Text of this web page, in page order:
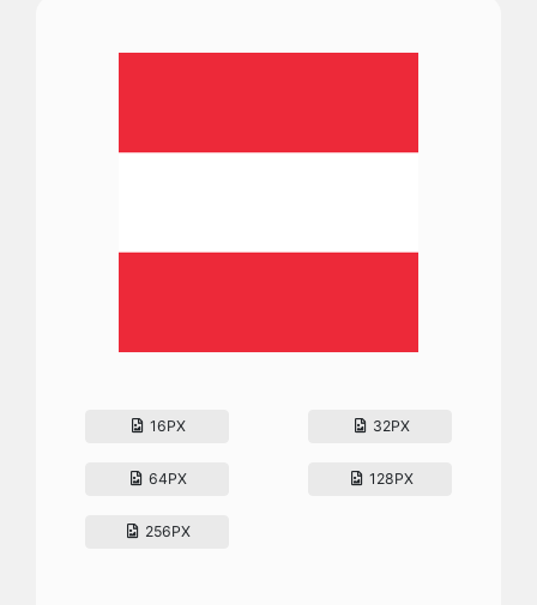
16PX 32PX
64PX 128PX
256PX